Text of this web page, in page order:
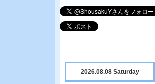
2026.08.08 Saturday